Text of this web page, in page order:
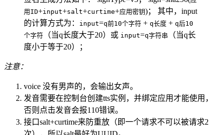
用ID+input+salt+curtime+应用密钥)； 其中，input
的计算方式为：
input=q前10个字符 + q长度 + q后10
个字符 （当q长度大于20）或 input=q字符串
（当q长
度小于等于20）；
注意：
voice 没有男声的，会输出女声。
发音需要在控制台创建tts实例，并绑定应用才能使用，
否则点击发音会报110错误。
接口salt+curtime来防重放（即一个请求不可以被请求2